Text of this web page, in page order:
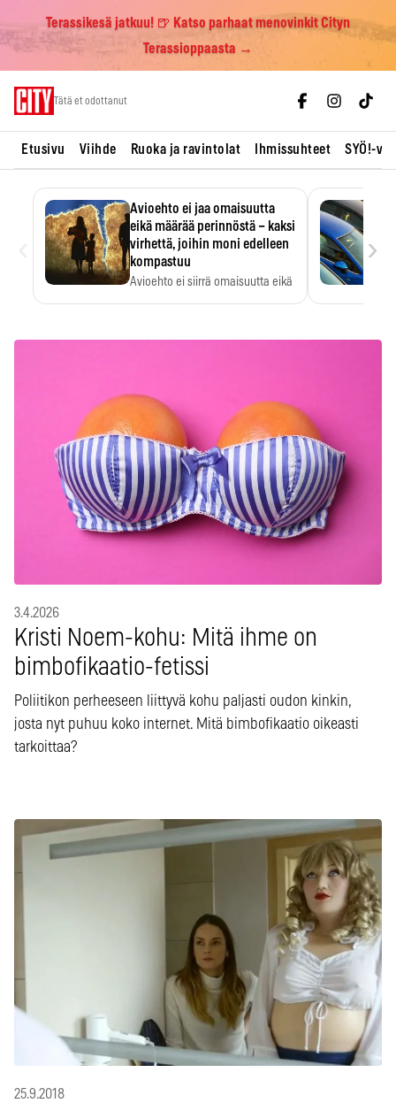
Terassikesä jatkuu! 🍺 Katso parhaat menovinkit Cityn
Terassioppaasta →
Tätä et odottanut
Etusivu Viihde Ruoka ja ravintolat Ihmissuhteet SYÖ!-
Avioehto ei jaa omaisuutta
eikä määrää perinnöstä – kaksi
virhettä, joihin moni edelleen
kompastuu
Avioehto ei siirrä omaisuutta eikä
›
3.4.2026
Kristi Noem-kohu: Mitä ihme on
bimbofikaatio-fetissi
Poliitikon perheeseen liittyvä kohu paljasti oudon kinkin,
josta nyt puhuu koko internet. Mitä bimbofikaatio oikeasti
tarkoittaa?
25.9.2018